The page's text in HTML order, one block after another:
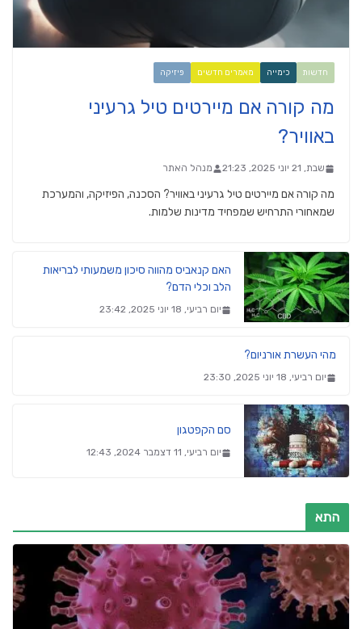
חדשות כימייה מאמרים חדשים פיזיקה
מה קורה אם מיירטים טיל גרעיני
באוויר?
שבת, 21 יוני 2025, 21:23 מנהל האתר
מה קורה אם מיירטים טיל גרעיני באוויר? הסכנה, הפיזיקה, והמערכת
שמאחורי התרחיש שמפחיד מדינות שלמות.
האם קנאביס מהווה סיכון משמעותי לבריאות
הלב וכלי הדם?
יום רביעי, 18 יוני 2025, 23:42
מהי העשרת אורניום?
יום רביעי, 18 יוני 2025, 23:30
סם הקפטגון
יום רביעי, 11 דצמבר 2024, 12:43
התא